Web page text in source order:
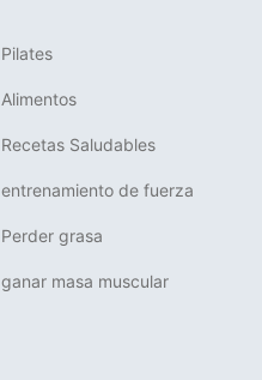
Pilates
Alimentos
Recetas Saludables
entrenamiento de fuerza
Perder grasa
ganar masa muscular